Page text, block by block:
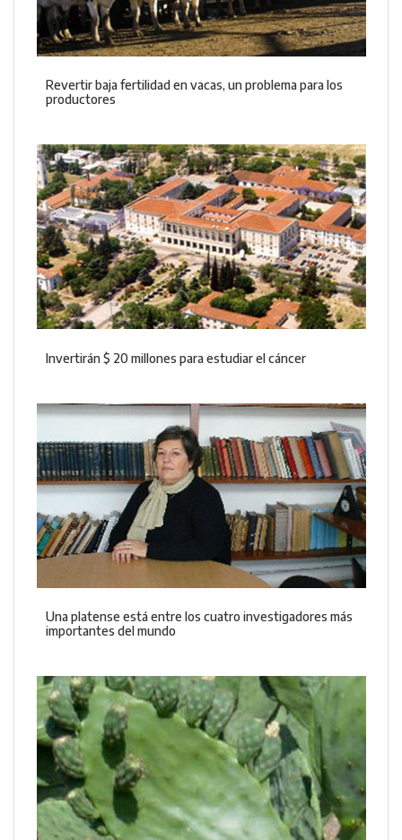
Revertir baja fertilidad en vacas, un problema para los
productores
Invertirán $ 20 millones para estudiar el cáncer
Una platense está entre los cuatro investigadores más
importantes del mundo